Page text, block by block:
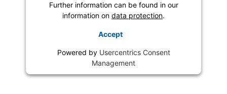
Further information can be found in our
information on data protection.
Accept
Powered by Usercentrics Consent
Management